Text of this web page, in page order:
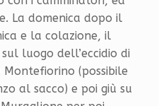
La domenica dopo il
e la colazione, il
luogo dell’eccidio di
(possibile
al sacco) e poi giù su